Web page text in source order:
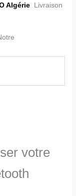
Algérie Livraison
votre